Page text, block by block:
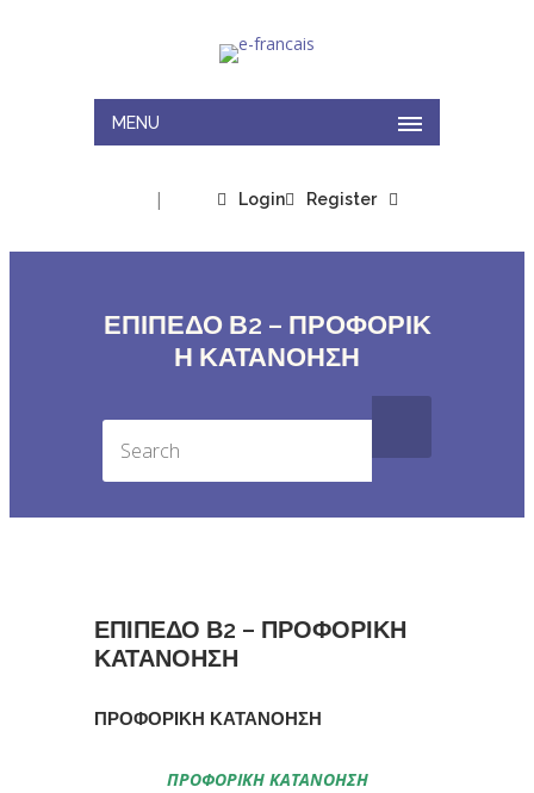
MENU
Login
| Register
ΕΠΙΠΕΔΟ Β2 – ΠΡΟΦΟΡΙΚ
Η ΚΑΤΑΝΟΗΣΗ
ΕΠΙΠΕΔΟ Β2 – ΠΡΟΦΟΡΙΚΗ
ΚΑΤΑΝΟΗΣΗ
ΠΡΟΦΟΡΙΚΗ ΚΑΤΑΝΟΗΣΗ
ΠΡΟΦΟΡΙΚΗ ΚΑΤΑΝΟΗΣΗ